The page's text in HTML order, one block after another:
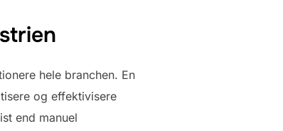
hele branchen. En
og effektivisere
end manuel